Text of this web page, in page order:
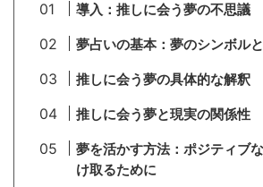
導入：推しに会う夢の不思議
夢占いの基本：夢のシンボル
推しに会う夢の具体的な解釈
推しに会う夢と現実の関係性
夢を活かす方法：ポジティブ
け取るために